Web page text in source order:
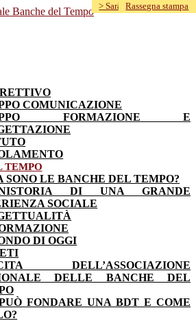
COMUNICAZIONE
FORMAZIONE E
TEMPO
SONO LE BANCHE DEL TEMPO?
DI UNA GRANDE
SOCIALE
DI OGGI
DELL’ASSOCIAZIONE
DELLE BANCHE DEL
FONDARE UNA BDT E COME
> Sarà una bella Storia <
> Sarà una bella Storia <
> Sarà una bella Storia <
Rassegna stampa